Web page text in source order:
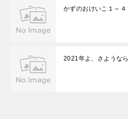
かずのおけいこ１～４
2021年よ、さようなら